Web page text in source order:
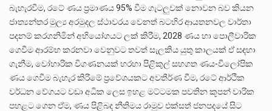
බැහැරවීම, රටේ ණය ප්‍රමාණය 95% වීම ගැටලුවක් නොවන බව කියන
ජාත්‍යන්තර මුල්‍ය අරමුදල ස්ථාවරය වෙනත් බටහිර ආයතනවල වාර්තා
පදනම් කරගනිමින් අභියෝගයට ලක් කිරීම, 2028 ණය හා පොලීවාරික
ගෙවීම ආරම්භ කරනවා වෙනුවට තවත් සැලකිය යුතු කාලයක් ඒ සඳහා
ගැනීම, වෝහාරික විගණනයක් හරහා පිළිකුල් සහගත ණය-විලෝපික
ණය ගෙවීම බැහැර කිරිමේ ප්‍රවේශයකට අවතීර්ණ වීම, රටේ ආර්ථික
වර්ධන වේගයට වඩා අධික ලෙස ඉහළ මට්ටමක පවතින කූපන් වාරික
පහළට ගෙන ඒම, ණය පිළිබද නීතිමය රාමුව එක්සත් ජනපදයේ සිට